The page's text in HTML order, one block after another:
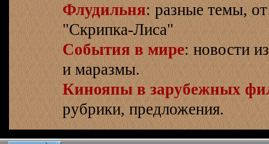
Флудильня: разные темы,
"Скрипка-Лиса"
События в мире: новости
и маразмы.
Кинояпы в зарубежных
рубрики, предложения.